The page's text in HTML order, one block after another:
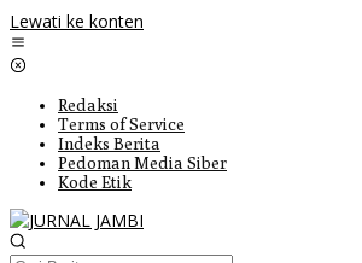
Lewati ke konten
Redaksi
Terms of Service
Indeks Berita
Pedoman Media Siber
Kode Etik